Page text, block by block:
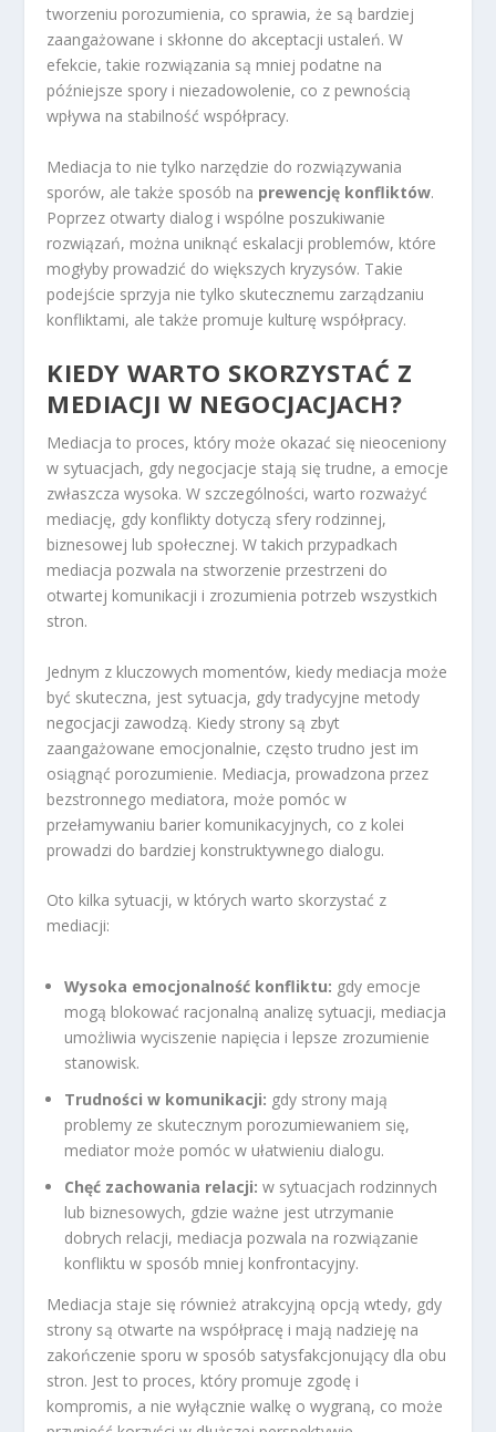
tworzeniu porozumienia, co sprawia, że są bardziej
zaangażowane i skłonne do akceptacji ustaleń. W
efekcie, takie rozwiązania są mniej podatne na
późniejsze spory i niezadowolenie, co z pewnością
wpływa na stabilność współpracy.
Mediacja to nie tylko narzędzie do rozwiązywania
sporów, ale także sposób na prewencję konfliktów.
Poprzez otwarty dialog i wspólne poszukiwanie
rozwiązań, można uniknąć eskalacji problemów, które
mogłyby prowadzić do większych kryzysów. Takie
podejście sprzyja nie tylko skutecznemu zarządzaniu
konfliktami, ale także promuje kulturę współpracy.
KIEDY WARTO SKORZYSTAĆ Z
MEDIACJI W NEGOCJACJACH?
Mediacja to proces, który może okazać się nieoceniony
w sytuacjach, gdy negocjacje stają się trudne, a emocje
zwłaszcza wysoka. W szczególności, warto rozważyć
mediację, gdy konflikty dotyczą sfery rodzinnej,
biznesowej lub społecznej. W takich przypadkach
mediacja pozwala na stworzenie przestrzeni do
otwartej komunikacji i zrozumienia potrzeb wszystkich
stron.
Jednym z kluczowych momentów, kiedy mediacja może
być skuteczna, jest sytuacja, gdy tradycyjne metody
negocjacji zawodzą. Kiedy strony są zbyt
zaangażowane emocjonalnie, często trudno jest im
osiągnąć porozumienie. Mediacja, prowadzona przez
bezstronnego mediatora, może pomóc w
przełamywaniu barier komunikacyjnych, co z kolei
prowadzi do bardziej konstruktywnego dialogu.
Oto kilka sytuacji, w których warto skorzystać z
mediacji:
Wysoka emocjonalność konfliktu: gdy emocje
mogą blokować racjonalną analizę sytuacji, mediacja
umożliwia wyciszenie napięcia i lepsze zrozumienie
stanowisk.
Trudności w komunikacji: gdy strony mają
problemy ze skutecznym porozumiewaniem się,
mediator może pomóc w ułatwieniu dialogu.
Chęć zachowania relacji: w sytuacjach rodzinnych
lub biznesowych, gdzie ważne jest utrzymanie
dobrych relacji, mediacja pozwala na rozwiązanie
konfliktu w sposób mniej konfrontacyjny.
Mediacja staje się również atrakcyjną opcją wtedy, gdy
strony są otwarte na współpracę i mają nadzieję na
zakończenie sporu w sposób satysfakcjonujący dla obu
stron. Jest to proces, który promuje zgodę i
kompromis, a nie wyłącznie walkę o wygraną, co może